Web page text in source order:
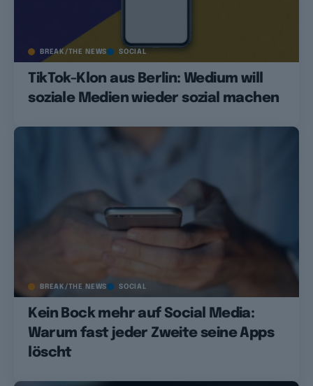
BREAK/THE NEWS SOCIAL
TikTok-Klon aus Berlin: Wedium will
soziale Medien wieder sozial machen
BREAK/THE NEWS SOCIAL
Kein Bock mehr auf Social Media:
Warum fast jeder Zweite seine Apps
löscht